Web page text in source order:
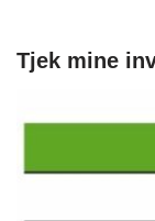
Tjek mine